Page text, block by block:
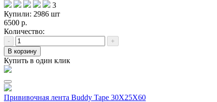
3
Купили: 2986 шт
6500 р.
Количество:
-
+
В корзину
Купить в один клик
Прививочная лента Buddy Tape 30Х25Х60